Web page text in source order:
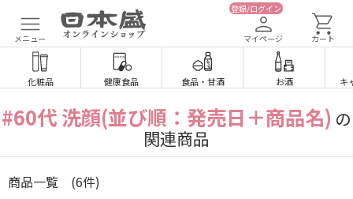
メニュー
登録/ログイン
マイページ カート
化粧品 健康食品 食品・ 甘酒 お酒 キ
#60代 洗顔(並び順：発売日＋商品名) の
関連商品
商品一覧 (6件)